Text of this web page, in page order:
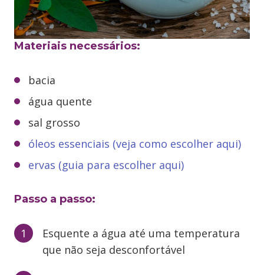
Materiais necessários:
bacia
água quente
sal grosso
óleos essenciais (veja como escolher aqui)
ervas (guia para escolher aqui)
Passo a passo:
Esquente a água até uma temperatura
que não seja desconfortável